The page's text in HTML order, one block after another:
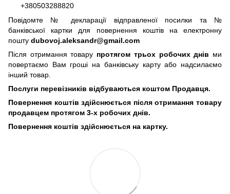
+380503288820
Повідомте № декларації відправленої посилки та №
банківської картки для повернення коштів на електронну
пошту dubovoj.aleksandr@gmail.com
Після отримання товару протягом трьох робочих днів ми
повертаємо Вам гроші на банківську карту або надсилаємо
інший товар.
Послуги перевізників відбуваються коштом Продавця.
Повернення коштів здійснюється після отримання товару
продавцем протягом 3-х робочих днів.
Повернення коштів здійснюється на картку.